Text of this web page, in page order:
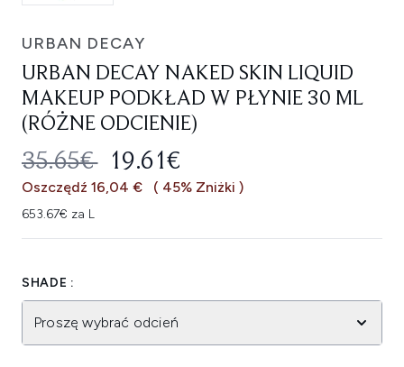
URBAN DECAY
URBAN DECAY NAKED SKIN LIQUID
MAKEUP PODKŁAD W PŁYNIE 30 ML
(RÓŻNE ODCIENIE)
SUGEROWANA CENA
35.65€ AKTUALNA CENA:
19.61€
Oszczędź 16,04 € ( 45% Zniżki )
653.67€ za L
SHADE :
Proszę wybrać odcień